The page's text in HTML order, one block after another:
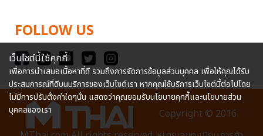
FOLLOW US
Copyright © 2016
เว็บไซต์นี้ใช้คุกกี้
เพื่อการนำเสนอเนื้อหาที่ดี รวมถึงการจัดการข้อมูลส่วนบุคคล เพื่อให้คุณได้รับ
ประสบการณ์ที่ดีบนบริการของเว็บไซต์เรา หากคุณใช้บริการเว็บไซต์นี้ต่อไปโดย
ไม่มีการปรับตั้งค่าใดๆนั้น แสดงว่าคุณยอมรับนโยบายคุกกี้และนโยบายส่วน
บุคคลของเรา